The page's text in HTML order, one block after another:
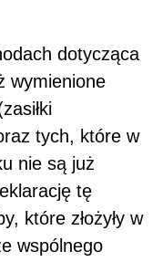
dotycząca
wymienione
tych, które w
nie są już
tę
które złożyły w
wspólnego